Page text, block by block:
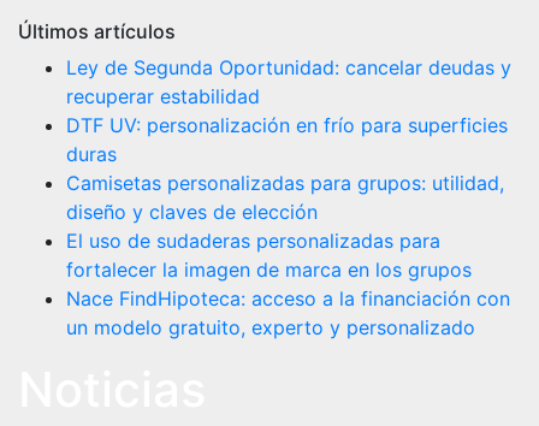
Últimos artículos
Ley de Segunda Oportunidad: cancelar deudas y
recuperar estabilidad
DTF UV: personalización en frío para superficies
duras
Camisetas personalizadas para grupos: utilidad,
diseño y claves de elección
El uso de sudaderas personalizadas para
fortalecer la imagen de marca en los grupos
Nace FindHipoteca: acceso a la financiación con
un modelo gratuito, experto y personalizado